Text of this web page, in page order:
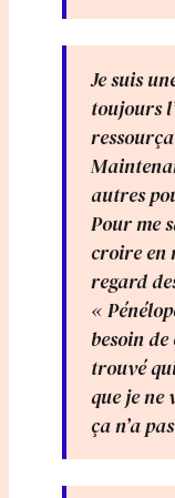
Je suis
toujours
autres
Pour me
croire en
regard
«
besoin de
trouvé
que je ne
ça n’a